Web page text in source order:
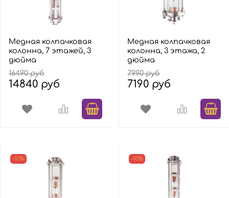
Медная колпачковая
колонна, 7 этажей, 3
дюйма
16490 руб
14840 руб
Медная колпачковая
колонна, 3 этажа, 2
дюйма
7990 руб
7190 руб
-10% -10%